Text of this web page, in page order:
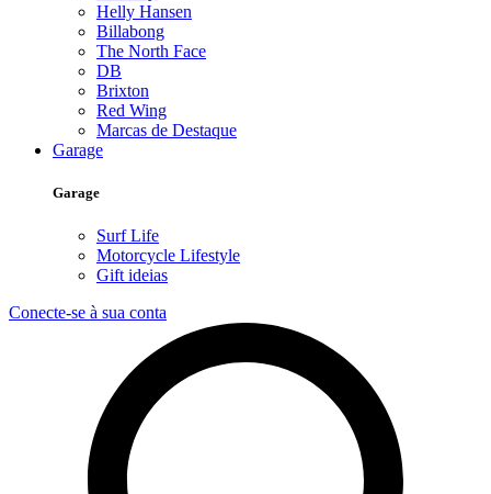
Helly Hansen
Billabong
The North Face
DB
Brixton
Red Wing
Marcas de Destaque
Garage
Garage
Surf Life
Motorcycle Lifestyle
Gift ideias
Conecte-se à sua conta